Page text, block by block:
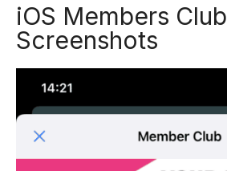
iOS Members Club
Screenshots